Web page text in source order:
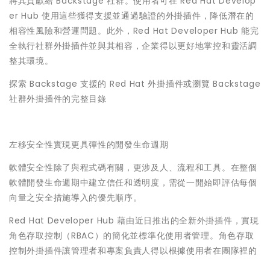
er Hub 使用這些獲得支援並通過驗證的外掛插件，降低潛在的
相容性風險和營運問題。此外，Red Hat Developer Hub 能完
全執行社群外掛插件並與其相容，企業得以更好地掌控和靈活調
整其環境。
探索 Backstage 支援的 Red Hat 外掛插件或瀏覽 Backstage
社群外掛插件的完整目錄
左移安全性實現更具彈性的開發生命週期
軟體安全性除了與程式碼有關，更涉及人、流程和工具。在整個
軟體開發生命週期中建立信任和透明度，需從一開始即評估每個
向量之安全措施導入的優先順序。
Red Hat Developer Hub 藉由近日推出的全新外掛插件，實現
角色存取控制（RBAC）的簡化並標準化使用者管理。角色存取
控制外掛插件讓管理者和專案負責人得以根據使用者在團隊裡的